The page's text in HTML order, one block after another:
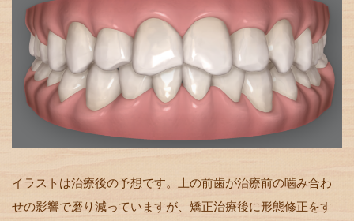
イラストは治療後の予想です。上の前歯が治療前の噛み合わ
せの影響で磨り減っていますが、矯正治療後に形態修正をす